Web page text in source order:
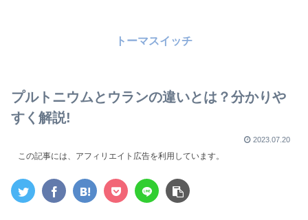
トーマスイッチ
プルトニウムとウランの違いとは？分かりや
すく解説!
2023.07.20
この記事には、アフィリエイト広告を利用しています。